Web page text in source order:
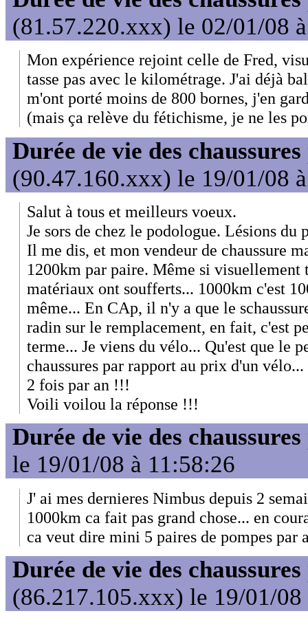
(81.57.220.xxx) le 02/01/08
Mon expérience rejoint celle de Fred,
tasse pas avec le kilométrage. J'ai déjà
m'ont porté moins de 800 bornes, j'en
(mais ça relève du fétichisme, je ne les
Durée de vie des chaussures
(90.47.160.xxx) le 19/01/08
Salut à tous et meilleurs voeux.
Je sors de chez le podologue. Lésions du
Il me dis, et mon vendeur de chaussure
1200km par paire. Même si visuellement
matériaux ont soufferts... 1000km c'est
même... En CAp, il n'y a que le
radin sur le remplacement, en fait, c'est
terme... Je viens du vélo... Qu'est que le
chaussures par rapport au prix d'un
2 fois par an !!!
Voili voilou la réponse !!!
Durée de vie des chaussures
le 19/01/08 à 11:58:26
J' ai mes dernieres Nimbus depuis 2
1000km ca fait pas grand chose... en
ca veut dire mini 5 paires de pompes par
Durée de vie des chaussures
(86.217.105.xxx) le 19/01/08